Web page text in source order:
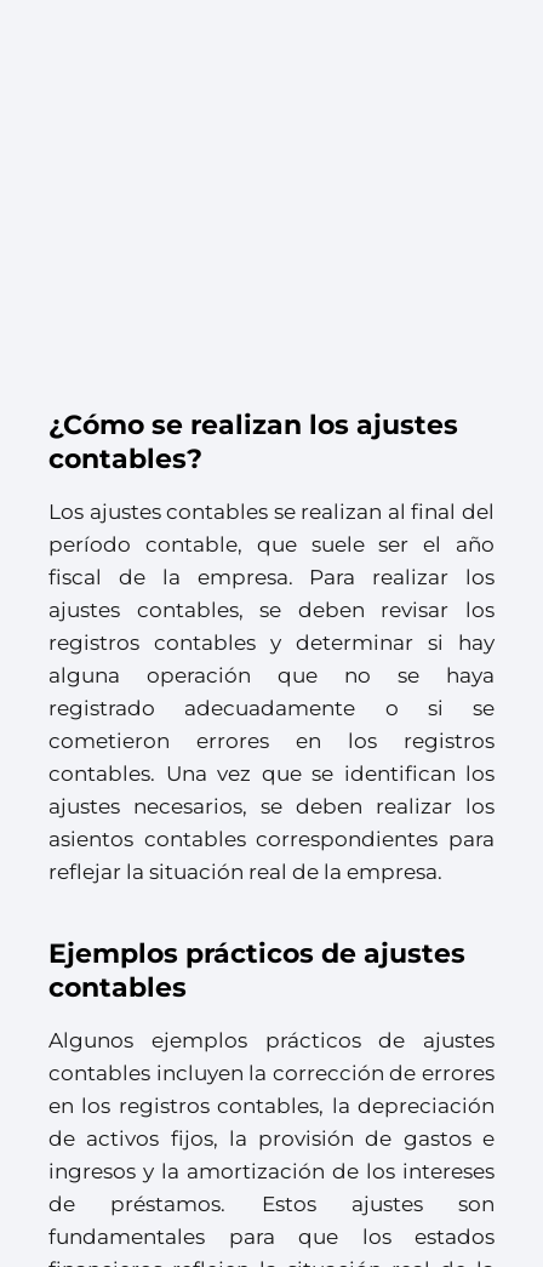
¿Cómo se realizan los ajustes
contables?
Los ajustes contables se realizan al final del
período contable, que suele ser el año
fiscal de la empresa. Para realizar los
ajustes contables, se deben revisar los
registros contables y determinar si hay
alguna operación que no se haya
registrado adecuadamente o si se
cometieron errores en los registros
contables. Una vez que se identifican los
ajustes necesarios, se deben realizar los
asientos contables correspondientes para
reflejar la situación real de la empresa.
Ejemplos prácticos de ajustes
contables
Algunos ejemplos prácticos de ajustes
contables incluyen la corrección de errores
en los registros contables, la depreciación
de activos fijos, la provisión de gastos e
ingresos y la amortización de los intereses
de préstamos. Estos ajustes son
fundamentales para que los estados